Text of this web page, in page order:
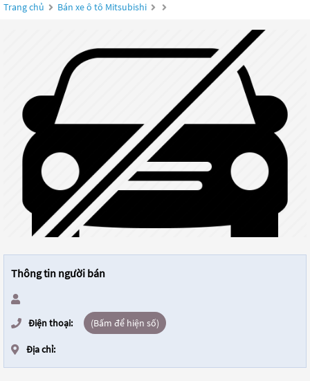
Trang chủ Bán xe ô tô Mitsubishi
Thông tin người bán
Điện thoại: (Bấm để hiện số)
Địa chỉ: